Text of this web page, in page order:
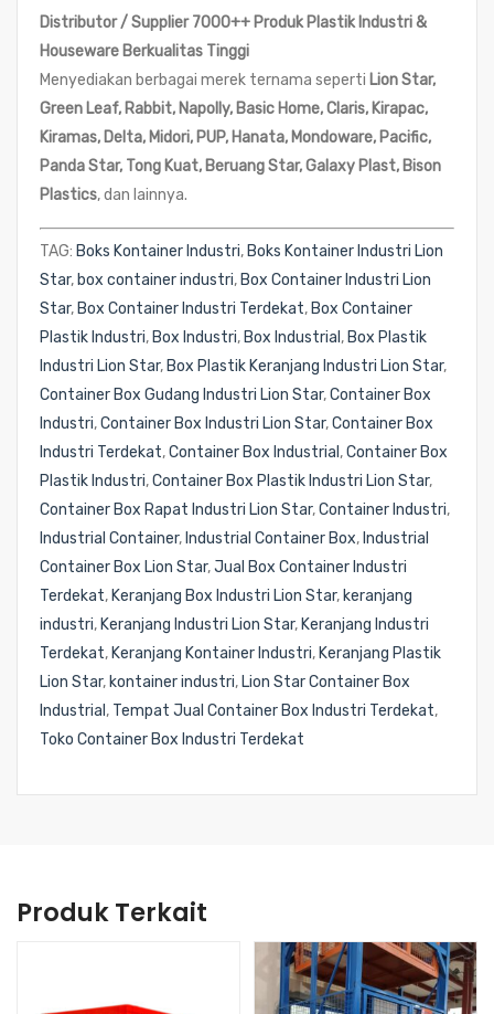
Distributor / Supplier 7000++ Produk Plastik Industri &
Houseware Berkualitas Tinggi
Menyediakan berbagai merek ternama seperti Lion Star,
Green Leaf, Rabbit, Napolly, Basic Home, Claris, Kirapac,
Kiramas, Delta, Midori, PUP, Hanata, Mondoware, Pacific,
Panda Star, Tong Kuat, Beruang Star, Galaxy Plast, Bison
Plastics, dan lainnya.
TAG: Boks Kontainer Industri,Boks Kontainer Industri Lion
Star,box container industri,Box Container Industri Lion
Star,Box Container Industri Terdekat,Box Container
Plastik Industri,Box Industri,Box Industrial,Box Plastik
Industri Lion Star,Box Plastik Keranjang Industri Lion Star,
Container Box Gudang Industri Lion Star,Container Box
Industri,Container Box Industri Lion Star,Container Box
Industri Terdekat,Container Box Industrial,Container Box
Plastik Industri,Container Box Plastik Industri Lion Star,
Container Box Rapat Industri Lion Star,Container Industri,
Industrial Container,Industrial Container Box,Industrial
Container Box Lion Star,Jual Box Container Industri
Terdekat,Keranjang Box Industri Lion Star,keranjang
industri,Keranjang Industri Lion Star,Keranjang Industri
Terdekat,Keranjang Kontainer Industri,Keranjang Plastik
Lion Star,kontainer industri,Lion Star Container Box
Industrial, Tempat Jual Container Box Industri Terdekat,
Toko Container Box Industri Terdekat
Produk Terkait